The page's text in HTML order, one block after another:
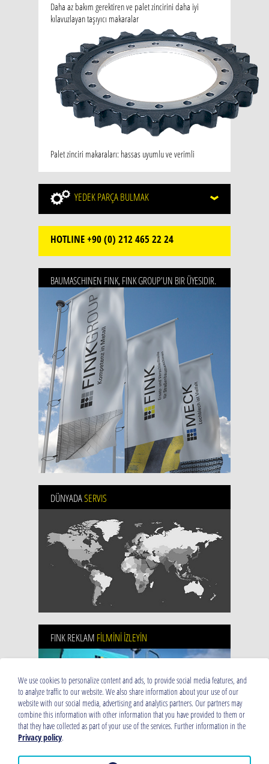
Daha az bakım gerektiren ve palet zincirini daha iyi
kılavuzlayan taşıyıcı makaralar
Palet zinciri makaraları: hassas uyumlu ve verimli
YEDEKPARÇA BULMAK
HOTLINE+90 (0) 212 465 22 24
BAUMASCHINEN FINK, FINK GROUP'UN BIR ÜYESIDIR.
DÜNYADASERVIS
FINK REKLAM FİLMİNİ İZLEYİN
We use cookies to personalize content and ads, to provide social media features, and
to analyze traffic to our website. We also share information about your use of our
website with our social media, advertising and analytics partners. Our partners may
combine this information with other information that you have provided to them or
that they have collected as part of your use of the services. Further information in the
Privacy policy.